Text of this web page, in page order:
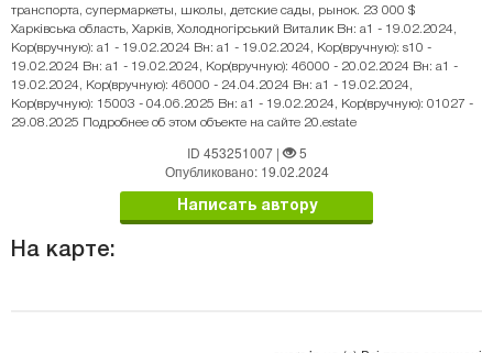
транспорта, супермаркеты, школы, детские сады, рынок. 23 000 $
Харківська область, Харків, Холодногірський Виталик Вн: a1 - 19.02.2024,
Кор(вручную): a1 - 19.02.2024 Вн: a1 - 19.02.2024, Кор(вручную): s10 -
19.02.2024 Вн: a1 - 19.02.2024, Кор(вручную): 46000 - 20.02.2024 Вн: a1 -
19.02.2024, Кор(вручную): 46000 - 24.04.2024 Вн: a1 - 19.02.2024,
Кор(вручную): 15003 - 04.06.2025 Вн: a1 - 19.02.2024, Кор(вручную): 01027 -
29.08.2025 Подробнее об этом объекте на сайте 20.estate
ID 453251007 |
5
Опубликовано: 19.02.2024
Написать автору
На карте: